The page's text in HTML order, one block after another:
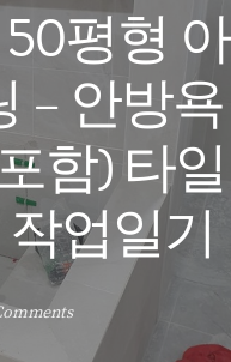
평형 아
– 안방욕
함) 타일
업일기